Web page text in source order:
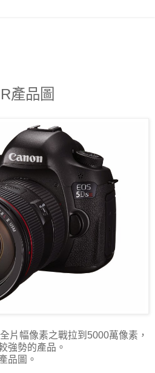
產品圖
片幅像素之戰拉到5000萬像素，
強勢的產品。
品圖。